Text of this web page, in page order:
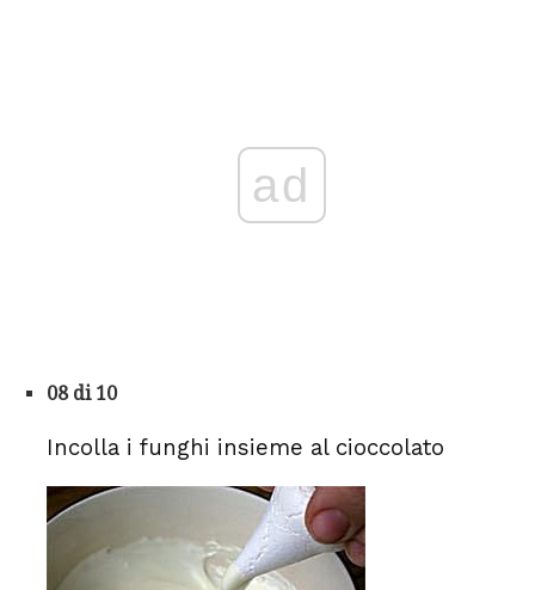
ad
08 di 10
Incolla i funghi insieme al cioccolato